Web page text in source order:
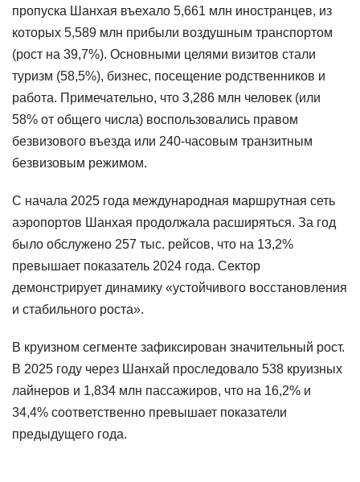
пропуска Шанхая въехало 5,661 млн иностранцев, из
которых 5,589 млн прибыли воздушным транспортом
(рост на 39,7%). Основными целями визитов стали
туризм (58,5%), бизнес, посещение родственников и
работа. Примечательно, что 3,286 млн человек (или
58% от общего числа) воспользовались правом
безвизового въезда или 240-часовым транзитным
безвизовым режимом.
С начала 2025 года международная маршрутная сеть
аэропортов Шанхая продолжала расширяться. За год
было обслужено 257 тыс. рейсов, что на 13,2%
превышает показатель 2024 года. Сектор
демонстрирует динамику «устойчивого восстановления
и стабильного роста».
В круизном сегменте зафиксирован значительный рост.
В 2025 году через Шанхай проследовало 538 круизных
лайнеров и 1,834 млн пассажиров, что на 16,2% и
34,4% соответственно превышает показатели
предыдущего года.